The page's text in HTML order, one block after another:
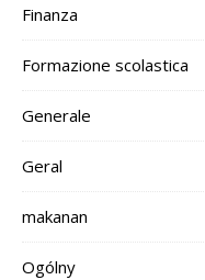
Finanza
Formazione scolastica
Generale
Geral
makanan
Ogólny